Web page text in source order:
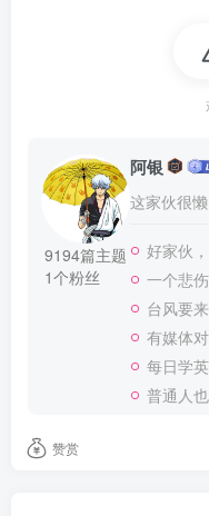
9194篇主题
1个粉丝
阿银
这家伙很
好家伙，竹
一个悲
台风要
有媒体
每日学
普通人也能
赞赏